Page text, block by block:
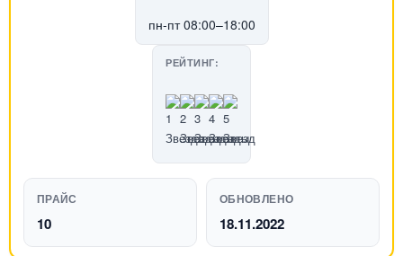
пн-пт 08:00–18:00
РЕЙТИНГ:
ПРАЙС
10
ОБНОВЛЕНО
18.11.2022